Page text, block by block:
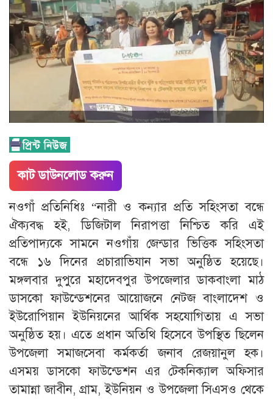
কাট ডাউনলোড করুন
নওগাঁ প্রতিনিধিঃ “নারী ও কন্যার প্রতি সহিংসতা বন্ধে
ঐক্যবদ্ধ হই, ডিজিটাল নিরাপত্তা নিশ্চিত করি এই
প্রতিপাদ্যকে সামনে নওগাঁয় জেন্ডার ভিত্তিক সহিংসতা
বন্ধে ১৬ দিনের প্রচারাভিযান সভা অনুষ্ঠিত হয়েছে।
মঙ্গলবার দুপুরে মহাদেবপুর উপজেলার ডাকবাংলা মাঠ
ডাসকো ফাউন্ডেশনের আয়োজনে নেট্জ বাংলাদেশ ও
ইউরোপিয়ান ইউনিয়নের আর্থিক সহযোগিতায় এ সভা
অনুষ্ঠিত হয়। এতে প্রধান অতিথি হিসেবে উপস্থিত ছিলেন
উপজেলা সমাজসেবা কর্মকর্তা জনাব রেজয়ানুল হক।
এসময় ডাসকো ফাউন্ডেশন এর টেকনিক্যাল অফিসার
তামান্না জাবীন, গ্রাম, ইউনিয়ন ও উপজেলা সিএসও থেকে